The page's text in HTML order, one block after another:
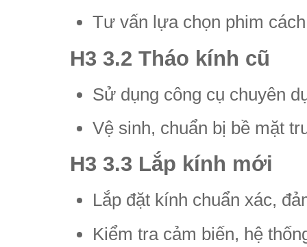
Tư vấn lựa chọn phim
H3 3.2 Tháo kính cũ
Sử dụng công cụ chuyên
Vệ sinh, chuẩn bị bề mặt
H3 3.3 Lắp kính mới
Lắp đặt kính chuẩn xác,
Kiểm tra cảm biến, hệ